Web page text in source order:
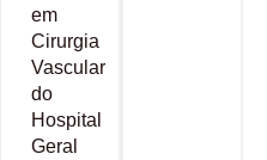
em
Cirurgia
Vascular
do
Hospital
Geral